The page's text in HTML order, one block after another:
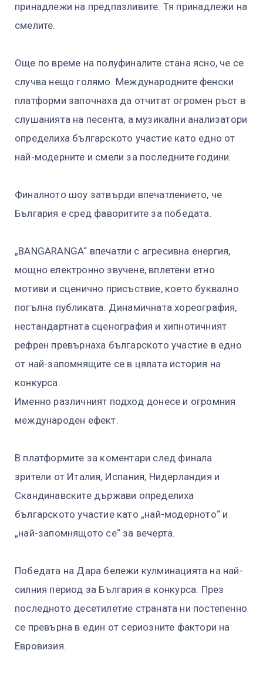
принадлежи на предпазливите. Тя принадлежи на
смелите.
Още по време на полуфиналите стана ясно, че се
случва нещо голямо. Международните фенски
платформи започнаха да отчитат огромен ръст в
слушанията на песента, а музикални анализатори
определиха българското участие като едно от
най-модерните и смели за последните години.
Финалното шоу затвърди впечатлението, че
България е сред фаворитите за победата.
„BANGARANGA“ впечатли с агресивна енергия,
мощно електронно звучене, вплетени етно
мотиви и сценично присъствие, което буквално
погълна публиката. Динамичната хореография,
нестандартната сценография и хипнотичният
рефрен превърнаха българското участие в едно
от най-запомнящите се в цялата история на
конкурса.
Именно различният подход донесе и огромния
международен ефект.
В платформите за коментари след финала
зрители от Италия, Испания, Нидерландия и
Скандинавските държави определиха
българското участие като „най-модерното“ и
„най-запомнящото се“ за вечерта.
Победата на Дара бележи кулминацията на най-
силния период за България в конкурса. През
последното десетилетие страната ни постепенно
се превърна в един от сериозните фактори на
Евровизия.